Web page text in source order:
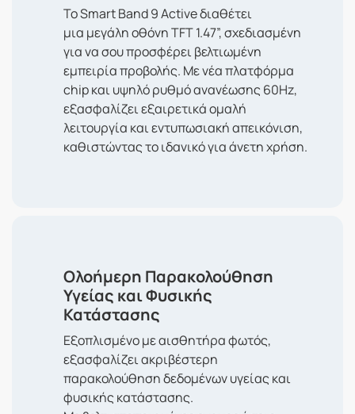
Το Smart Band 9 Active διαθέτει
μια μεγάλη οθόνη TFT 1.47”, σχεδιασμένη
για να σου προσφέρει βελτιωμένη
εμπειρία προβολής. Με νέα πλατφόρμα
chip και υψηλό ρυθμό ανανέωσης 60Hz,
εξασφαλίζει εξαιρετικά ομαλή
λειτουργία και εντυπωσιακή απεικόνιση,
καθιστώντας το ιδανικό για άνετη χρήση.
Ολοήμερη Παρακολούθηση
Υγείας και Φυσικής
Κατάστασης
Εξοπλισμένο με αισθητήρα φωτός,
εξασφαλίζει ακριβέστερη
παρακολούθηση δεδομένων υγείας και
φυσικής κατάστασης.